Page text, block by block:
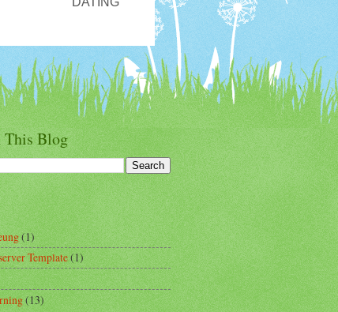
This Blog
(1)
Template(1)
(13)